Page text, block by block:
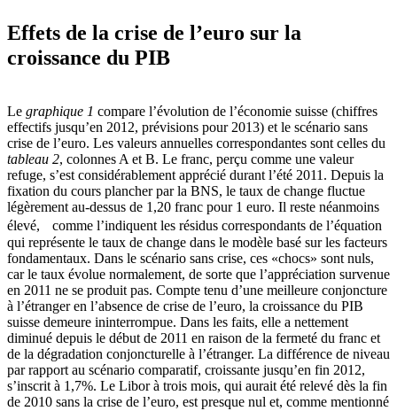
Effets de la crise de l’euro sur la
croissance du PIB
Le graphique 1 compare l’évolution de l’économie suisse (chiffres
effectifs jusqu’en 2012, prévisions pour 2013) et le scénario sans
crise de l’euro. Les valeurs annuelles correspondantes sont celles du
tableau 2, colonnes A et B. Le franc, perçu comme une valeur
refuge, s’est considérablement apprécié durant l’été 2011. Depuis la
fixation du cours plancher par la BNS, le taux de change fluctue
légèrement au-dessus de 1,20 franc pour 1 euro. Il reste néanmoins
élevé, comme l’indiquent les résidus correspondants de l’équation
qui représente le taux de change dans le modèle basé sur les facteurs
fondamentaux. Dans le scénario sans crise, ces «chocs» sont nuls,
car le taux évolue normalement, de sorte que l’appréciation survenue
en 2011 ne se produit pas. Compte tenu d’une meilleure conjoncture
à l’étranger en l’absence de crise de l’euro, la croissance du PIB
suisse demeure ininterrompue. Dans les faits, elle a nettement
diminué depuis le début de 2011 en raison de la fermeté du franc et
de la dégradation conjoncturelle à l’étranger. La différence de niveau
par rapport au scénario comparatif, croissante jusqu’en fin 2012,
s’inscrit à 1,7%. Le Libor à trois mois, qui aurait été relevé dès la fin
de 2010 sans la crise de l’euro, est presque nul et, comme mentionné